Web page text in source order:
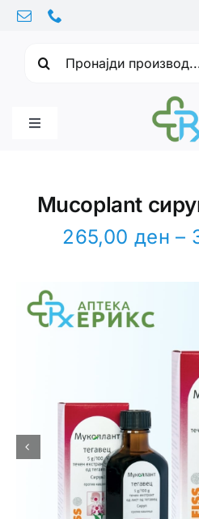
Skip
content
Toggle
Витамини
Лична хигиена
Медицински апрати
Mucoplant
265,00 ден –